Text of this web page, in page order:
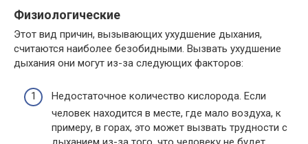
Физиологические
Этот вид причин, вызывающих ухудшение дыхания,
считаются наиболее безобидными. Вызвать ухудшение
дыхания они могут из-за следующих факторов:
Недостаточное количество кислорода. Если
человек находится в месте, где мало воздуха, к
примеру, в горах, это может вызвать трудности с